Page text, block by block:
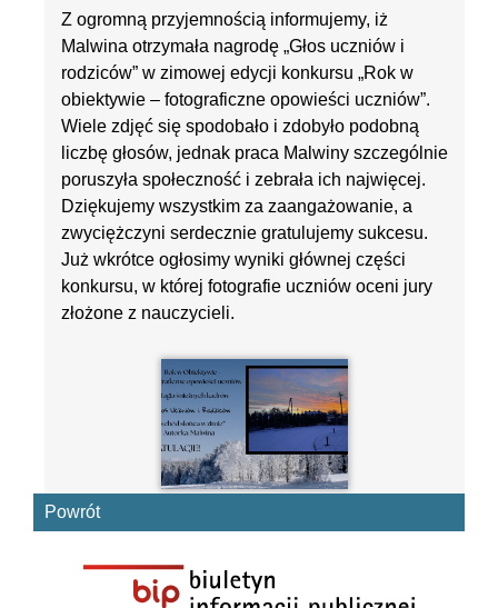
Z ogromną przyjemnością informujemy, iż
Malwina otrzymała nagrodę „Głos uczniów i
rodziców” w zimowej edycji konkursu „Rok w
obiektywie – fotograficzne opowieści uczniów”.
Wiele zdjęć się spodobało i zdobyło podobną
liczbę głosów, jednak praca Malwiny szczególnie
poruszyła społeczność i zebrała ich najwięcej.
Dziękujemy wszystkim za zaangażowanie, a
zwyciężczyni serdecznie gratulujemy sukcesu.
Już wkrótce ogłosimy wyniki głównej części
konkursu, w której fotografie uczniów oceni jury
złożone z nauczycieli.
Powrót